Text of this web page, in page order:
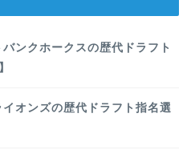
ンクホークスの歴代ドラフト
イオンズの歴代ドラフト指名選